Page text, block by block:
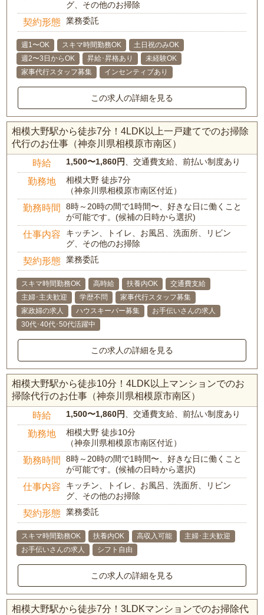
グ、その他のお掃除
契約形態 業務委託
週1〜OK スキマ時間勤務OK
土日祝のみOK
週2〜3日からOK
昇給･昇格あり
未経験OK
家事代行スタッフ募集
インセンティブあり
この求人の詳細を見る
相模大野駅から徒歩7分！4LDK以上一戸建てでのお掃除
代行のお仕事（神奈川県相模原市南区）
時給 1,500〜1,860円 、交通費支給、前払い制度あり
勤務地
相模大野 徒歩7分
（神奈川県相模原市南区付近）
勤務時間
8時～20時の間で1時間〜、好きな日に働くこと
が可能です。(候補の日時から選択)
仕事内容
キッチン、トイレ、お風呂、洗面所、リビン
グ、その他のお掃除
契約形態 業務委託
スキマ時間勤務OK 高時給 扶養内OK
交通費支給
主婦･主夫歓迎
学歴不問
家事代行スタッフ募集
家政婦の求人
ハウスキーパー募集
お手伝いさんの求人
30代･40代･50代活躍中
この求人の詳細を見る
相模大野駅から徒歩10分！4LDK以上マンションでのお
掃除代行のお仕事（神奈川県相模原市南区）
時給 1,500〜1,860円 、交通費支給、前払い制度あり
勤務地
相模大野 徒歩10分
（神奈川県相模原市南区付近）
勤務時間
8時～20時の間で1時間〜、好きな日に働くこと
が可能です。(候補の日時から選択)
仕事内容
キッチン、トイレ、お風呂、洗面所、リビン
グ、その他のお掃除
契約形態 業務委託
スキマ時間勤務OK 扶養内OK 高収入可能
主婦･主夫歓迎
お手伝いさんの求人
シフト自由
この求人の詳細を見る
相模大野駅から徒歩7分！3LDKマンションでのお掃除代